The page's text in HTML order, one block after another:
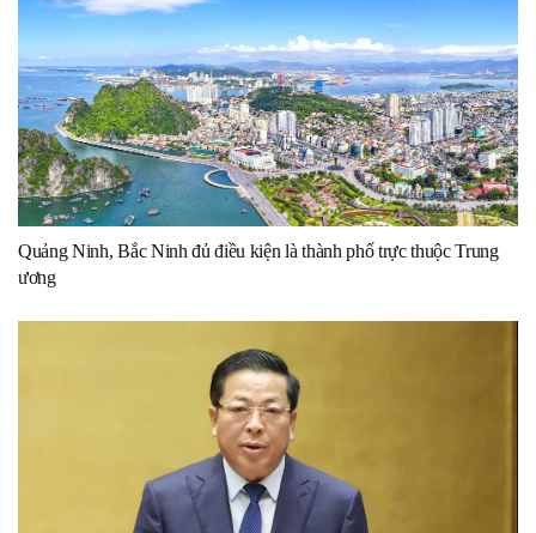
Quảng Ninh, Bắc Ninh đủ điều kiện là thành phố trực thuộc Trung
ương